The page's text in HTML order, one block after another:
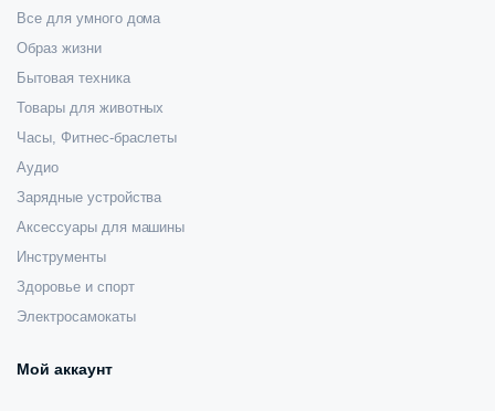
Все для умного дома
Образ жизни
Бытовая техника
Товары для животных
Часы, Фитнес-браслеты
Аудио
Зарядные устройства
Аксессуары для машины
Инструменты
Здоровье и спорт
Электросамокаты
Мой аккаунт